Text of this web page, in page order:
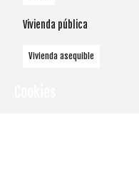
Vivienda pública
Vivienda asequible